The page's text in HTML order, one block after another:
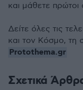
Σχετικά
και μάθετε πρώτοι
Δείτε όλες τις
και τον Κόσμο, τη
Protothema.gr